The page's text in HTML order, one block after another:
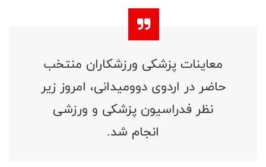
معاینات پزشکی ورزشکاران منتخب
حاضر در اردوی دوومیدانی، امروز زیر
نظر فدراسیون پزشکی و ورزشی
انجام شد.